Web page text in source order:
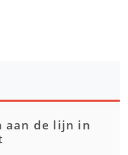
aan de lijn in